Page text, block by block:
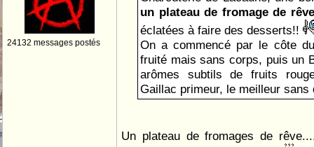
24132 messages postés
un plateau de fromage de
éclatées à faire des desserts!!
On a commencé par le côte
fruité mais sans corps, puis un
arômes subtils de fruits
Gaillac primeur, le meilleur
Un plateau de fromages de